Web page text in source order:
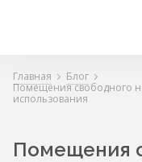
Главная
Блог
Помещения свободного
использования
Помещения